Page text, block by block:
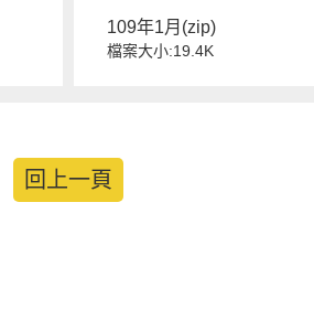
109年1月(zip)
檔案大小:19.4K
回上一頁